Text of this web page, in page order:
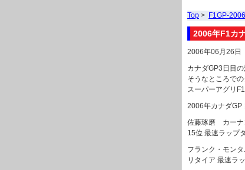
Top > F1GP-
2006年F1カ
2006年06月26日
カナダGP3日目
そうなところでの
スーパーアグリ
2006年カナダGP
佐藤琢磨 カーナ
15位 最速ラップ
フランク・モン
リタイア 最速ラ